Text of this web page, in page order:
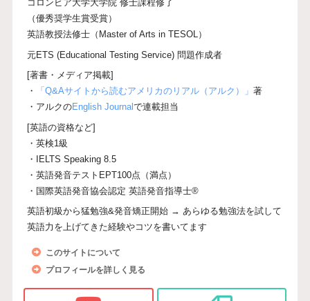
コロンビア大学大学院 修士課程修了
（優秀奨学生賞受賞）
英語教授法修士（Master of Arts in TESOL）
元ETS (Educational Testing Service) 問題作成者
[著書・メディア掲載]
・
「Q&Aサイトから読むアメリカのリアル（アルク）」著
・アルクのEnglish Journalで連載担当
[英語の資格など]
・英検1級
・IELTS Speaking 8.5
・英語発音テストEPT100点（満点）
・国際英語発音協会認定 英語発音指導士®
英語初級から猛勉強&発音矯正開始 → あらゆる勉強法を試して
英語力を上げてきた経験やコツを書いてます
このサイトについて
プロフィールを詳しく見る